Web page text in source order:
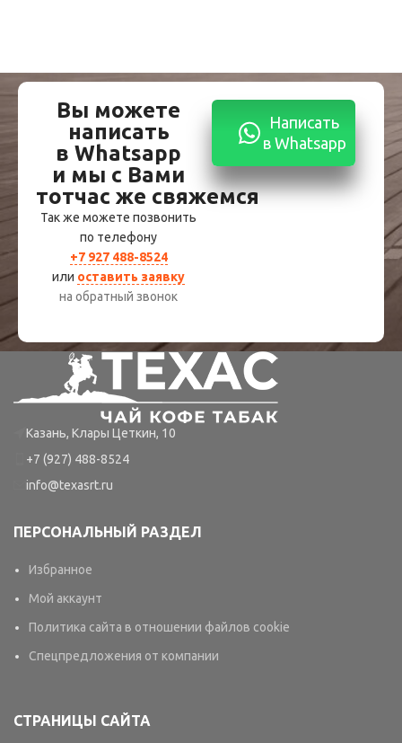
Вы можете
написать
в Whatsapp
и мы с Вами
тотчас же свяжемся
Так же можете позвонить
по телефону
+7 927 488-8524
или оставить заявку
на обратный звонок
Написать
в Whatsapp
Казань, Клары Цеткин, 10
+7 (927) 488-8524
info@texasrt.ru
ПЕРСОНАЛЬНЫЙ РАЗДЕЛ
Избранное
Мой аккаунт
Политика сайта в отношении файлов cookie
Спецпредложения от компании
СТРАНИЦЫ САЙТА